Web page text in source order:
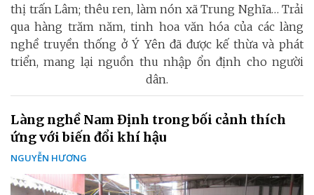
thị trấn Lâm; thêu ren, làm nón xã Trung Nghĩa… Trải
qua hàng trăm năm, tinh hoa văn hóa của các làng
nghề truyền thống ở Ý Yên đã được kế thừa và phát
triển, mang lại nguồn thu nhập ổn định cho người
dân.
Làng nghề Nam Định trong bối cảnh thích
ứng với biến đổi khí hậu
NGUYỄN HƯƠNG